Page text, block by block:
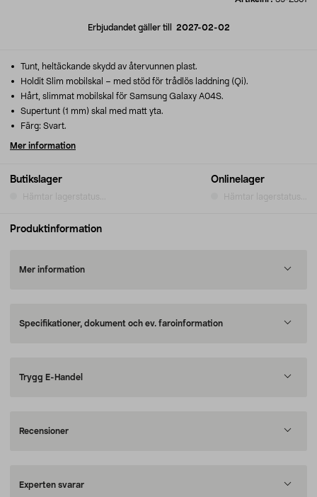
Erbjudandet gäller till 2027-02-02
Butikslager
Hämtar lagerstatus...
Onlinelager
Hämtar lagerstatus...
Tunt, heltäckande skydd av återvunnen plast.
Holdit Slim mobilskal – med stöd för trådlös laddning (Qi).
Hårt, slimmat mobilskal för Samsung Galaxy A04S.
Supertunt (1 mm) skal med matt yta.
Färg: Svart.
Mer information
Produktinformation
Mer information
Specifikationer, dokument och ev. faroinformation
Trygg E-Handel
Recensioner
Experten svarar